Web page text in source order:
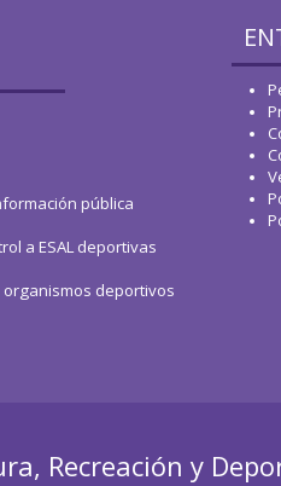
pública
a ESAL deportivas
deportivos
Recreación y